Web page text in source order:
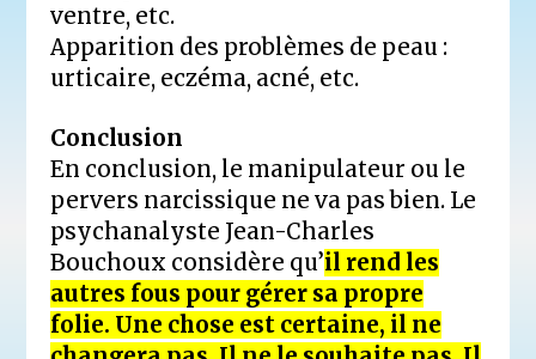
ventre, etc.
Apparition des problèmes de peau :
urticaire, eczéma, acné, etc.
Conclusion
En conclusion, le manipulateur ou le
pervers narcissique ne va pas bien. Le
psychanalyste Jean-Charles
Bouchoux considère qu’il rend les
autres fous pour gérer sa propre
folie. Une chose est certaine, il ne